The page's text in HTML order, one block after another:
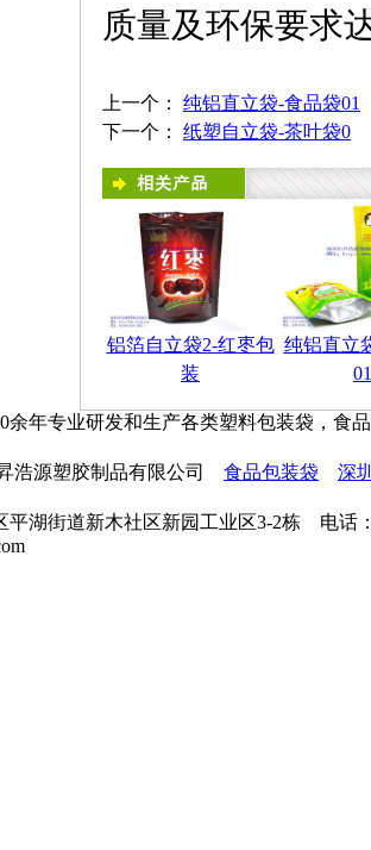
质量及环保要求
上一个： 纯铝直立袋-食品袋01
下一个： 纸塑自立袋-茶叶袋0
铝箔自立袋2-红枣包
装
纯铝直立
01
余年专业研发和生产各类塑料包装袋，食
浩源塑胶制品有限公司 食品包装袋
深
平湖街道新木社区新园工业区3-2栋 电话